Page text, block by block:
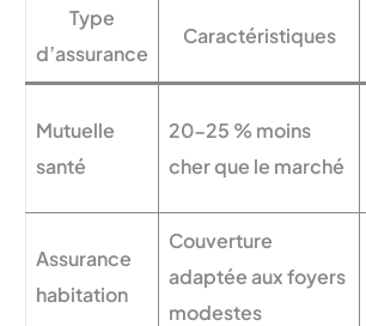
Type
d’assurance
Caractéristiques
Mutuelle
santé
20-25 % moins
cher que le marché
Assurance
habitation
Couverture
adaptée aux foyers
modestes